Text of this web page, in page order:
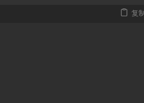
复